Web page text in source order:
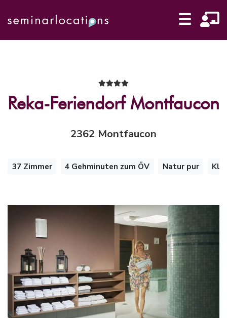
☰
Reka-Feriendorf Montfaucon
2362 Montfaucon
37 Zimmer 4 Gehminuten zum ÖV Natur pur